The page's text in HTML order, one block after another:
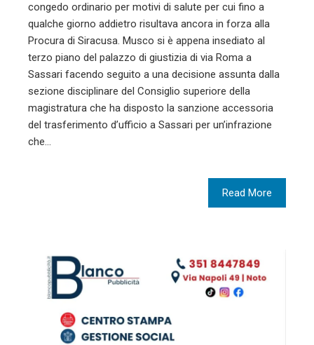
congedo ordinario per motivi di salute per cui fino a
qualche giorno addietro risultava ancora in forza alla
Procura di Siracusa. Musco si è appena insediato al
terzo piano del palazzo di giustizia di via Roma a
Sassari facendo seguito a una decisione assunta dalla
sezione disciplinare del Consiglio superiore della
magistratura che ha disposto la sanzione accessoria
del trasferimento d’ufficio a Sassari per un’infrazione
che…
Read More